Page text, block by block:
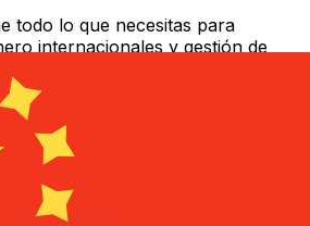
todo lo que necesitas para
internacionales y gestión de
sin comisiones ocultas.